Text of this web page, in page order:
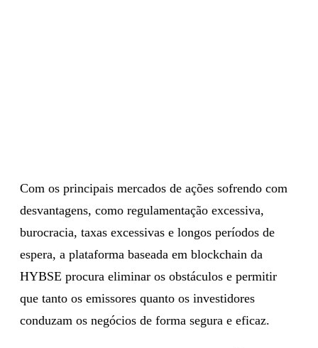
Com os principais mercados de ações sofrendo com
desvantagens, como regulamentação excessiva,
burocracia, taxas excessivas e longos períodos de
espera, a plataforma baseada em blockchain da
HYBSE procura eliminar os obstáculos e permitir
que tanto os emissores quanto os investidores
conduzam os negócios de forma segura e eficaz.